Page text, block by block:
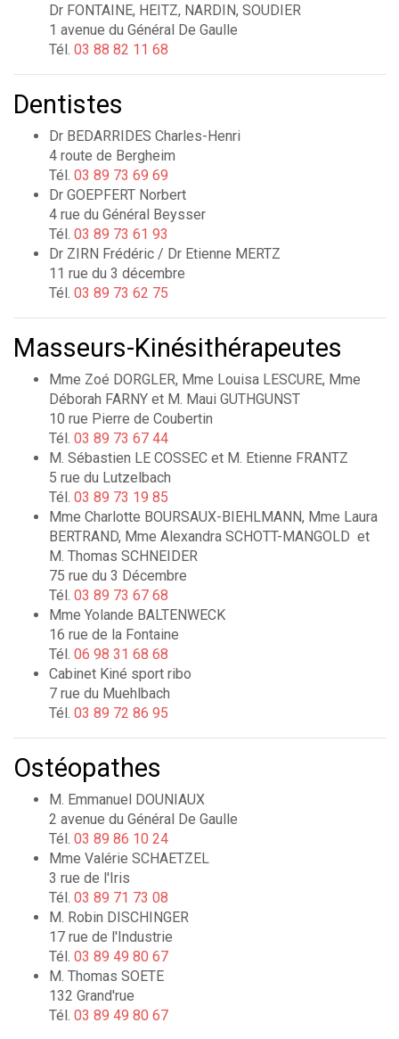
Dr FONTAINE, HEITZ, NARDIN, SOUDIER
1 avenue du Général De Gaulle
Tél. 03 88 82 11 68
Dentistes
Dr BEDARRIDES Charles-Henri
4 route de Bergheim
Tél. 03 89 73 69 69
Dr GOEPFERT Norbert
4 rue du Général Beysser
Tél. 03 89 73 61 93
Dr ZIRN Frédéric / Dr Etienne MERTZ
11 rue du 3 décembre
Tél. 03 89 73 62 75
Masseurs-Kinésithérapeutes
Mme Zoé DORGLER, Mme Louisa LESCURE, Mme
Déborah FARNY et M. Maui GUTHGUNST
10 rue Pierre de Coubertin
Tél. 03 89 73 67 44
M. Sébastien LE COSSEC et M. Etienne FRANTZ
5 rue du Lutzelbach
Tél. 03 89 73 19 85
Mme Charlotte BOURSAUX-BIEHLMANN, Mme Laura
BERTRAND, Mme Alexandra SCHOTT-MANGOLD et
M. Thomas SCHNEIDER
75 rue du 3 Décembre
Tél. 03 89 73 67 68
Mme Yolande BALTENWECK
16 rue de la Fontaine
Tél. 06 98 31 68 68
Cabinet Kiné sport ribo
7 rue du Muehlbach
Tél. 03 89 72 86 95
Ostéopathes
M. Emmanuel DOUNIAUX
2 avenue du Général De Gaulle
Tél. 03 89 86 10 24
Mme Valérie SCHAETZEL
3 rue de l'Iris
Tél. 03 89 71 73 08
M. Robin DISCHINGER
17 rue de l'Industrie
Tél. 03 89 49 80 67
M. Thomas SOETE
132 Grand'rue
Tél. 03 89 49 80 67